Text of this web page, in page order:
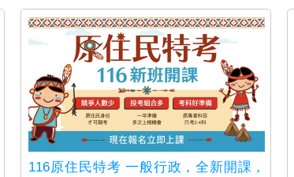
116原住民特考 一般行政，全新開課，